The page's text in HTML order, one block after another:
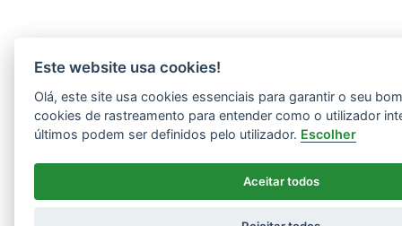
Este website usa cookies!
Olá, este site usa cookies essenciais para garantir o seu
cookies de rastreamento para entender como o utilizador
últimos podem ser definidos pelo utilizador. Escolher
Aceitar todos